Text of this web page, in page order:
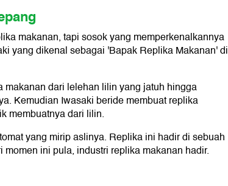
makanan, tapi sosok yang memperkenalkannya
yang dikenal sebagai 'Bapak Replika Makanan' di
dari lelehan lilin yang jatuh hingga
Kemudian Iwasaki beride membuat replika
membuatnya dari lilin.
yang mirip aslinya. Replika ini hadir di sebuah
ini pula, industri replika makanan hadir.